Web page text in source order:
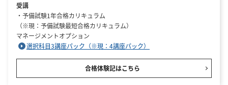
受講
・予備試験1年合格カリキュラム
（※現：予備試験最短合格カリキュラム）
マネージメントオプション
選択科目3講座パック（※現：4講座パック）
合格体験記はこちら